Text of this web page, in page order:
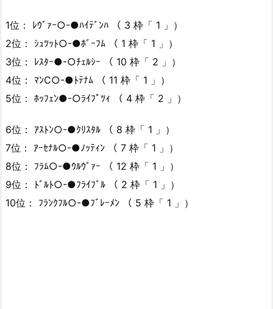
1位： ﾚｳﾞｧｰ○-●ﾊｲﾃﾞﾝﾊ （ 3 枠「 1 」）
2位： ｼｭﾂｯﾄ○-●ﾎﾞｰﾌﾑ （ 1 枠「 1 」）
3位： ﾚｽﾀｰ●-○ﾁｪﾙｼｰ （ 10 枠「 2 」）
4位： ﾏﾝC○-●ﾄﾃﾅﾑ （ 11 枠「 1 」）
5位： ﾎｯﾌｪﾝ●-○ﾗｲﾌﾟﾂｨ （ 4 枠「 2 」）
6位： ｱｽﾄﾝ○-●ｸﾘｽﾀﾙ （ 8 枠「 1 」）
7位： ｱｰｾﾅﾙ○-●ﾉｯﾃｨﾝ （ 7 枠「 1 」）
8位： ﾌﾗﾑ○-●ｳﾙｳﾞｧｰ （ 12 枠「 1 」）
9位： ﾄﾞﾙﾄ○-●ﾌﾗｲﾌﾞﾙ （ 2 枠「 1 」）
10位： ﾌﾗﾝｸﾌﾙ○-●ﾌﾞﾚｰﾒﾝ （ 5 枠「 1 」）